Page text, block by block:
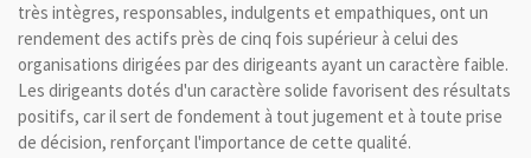
très intègres, responsables, indulgents et empathiques, ont un
rendement des actifs près de cinq fois supérieur à celui des
organisations dirigées par des dirigeants ayant un caractère faible.
Les dirigeants dotés d'un caractère solide favorisent des résultats
positifs, car il sert de fondement à tout jugement et à toute prise
de décision, renforçant l'importance de cette qualité.